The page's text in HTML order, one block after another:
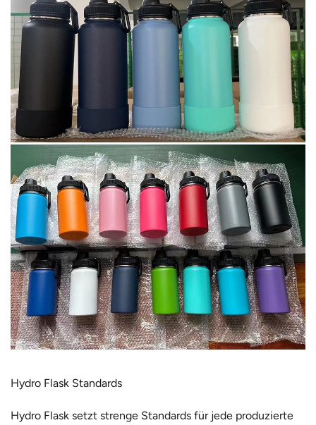
Hydro Flask Standards
Hydro Flask setzt strenge Standards für jede produzierte